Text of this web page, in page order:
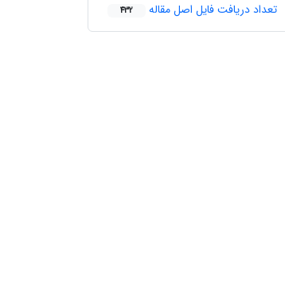
تعداد دریافت فایل اصل مقاله 432